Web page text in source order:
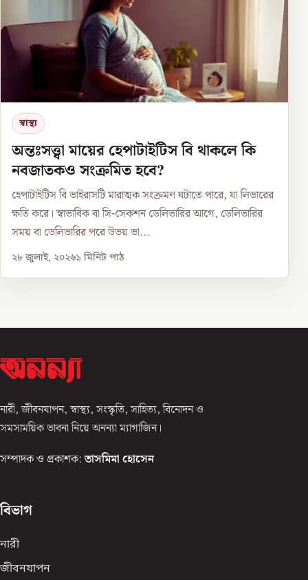
স্বাস্থ্য
অন্তঃসত্ত্বা মায়ের হেপাটাইটিস বি থাকলে কি
নবজাতকও সংক্রমিত হবে?
হেপাটাইটিস বি ভাইরাসটি মারাত্মক সংক্রমণ ঘটাতে পারে, যা লিভারের
ক্ষতি করে। স্বাভাবিক বা সি-সেকশন ডেলিভারির আগে, ডেলিভারির
সময় বা ডেলিভারির পরে উভয় ভা...
২৮ জুলাই, ২০২৬১ মিনিট পাঠ
নারী, জীবনযাপন, স্বাস্থ্য, সংস্কৃতি, সাহিত্য, বিনোদন ও
সমসাময়িক ভাবনা নিয়ে অনন্যা ম্যাগাজিন।
সম্পাদক ও প্রকাশক: তাসমিমা হোসেন
বিভাগ
নারী
জীবনযাপন